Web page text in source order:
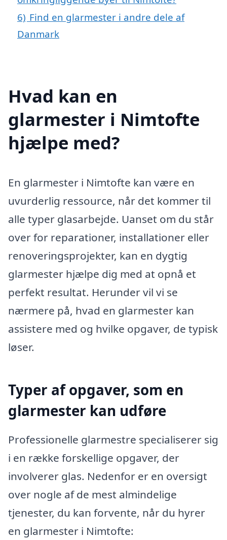
6) Find en glarmester i andre dele af
Danmark
Hvad kan en
glarmester i Nimtofte
hjælpe med?
En glarmester i Nimtofte kan være en
uvurderlig ressource, når det kommer til
alle typer glasarbejde. Uanset om du står
over for reparationer, installationer eller
renoveringsprojekter, kan en dygtig
glarmester hjælpe dig med at opnå et
perfekt resultat. Herunder vil vi se
nærmere på, hvad en glarmester kan
assistere med og hvilke opgaver, de typisk
løser.
Typer af opgaver, som en
glarmester kan udføre
Professionelle glarmestre specialiserer sig
i en række forskellige opgaver, der
involverer glas. Nedenfor er en oversigt
over nogle af de mest almindelige
tjenester, du kan forvente, når du hyrer
en glarmester i Nimtofte: